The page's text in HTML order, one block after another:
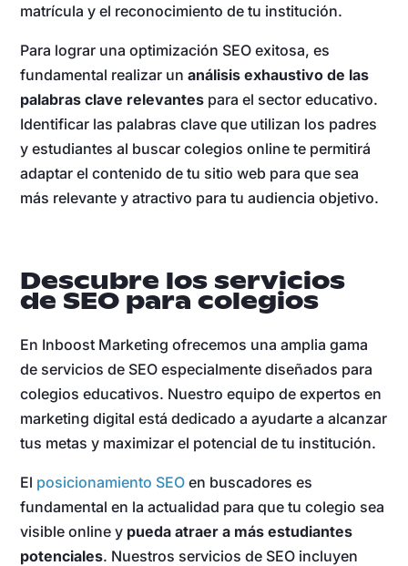
matrícula y el reconocimiento de tu institución.
Para lograr una optimización SEO exitosa, es
fundamental realizar unanálisis exhaustivo de las
palabras clave relevantes para el sector educativo.
Identificar las palabras clave que utilizan los padres
y estudiantes al buscar colegios online te permitirá
adaptar el contenido de tu sitio web para que sea
más relevante y atractivo para tu audiencia objetivo.
Descubre los servicios
de SEO para colegios
En Inboost Marketing ofrecemos una amplia gama
de servicios de SEO especialmente diseñados para
colegios educativos. Nuestro equipo de expertos en
marketing digital está dedicado a ayudarte a alcanzar
tus metas y maximizar el potencial de tu institución.
El posicionamiento SEO en buscadores es
fundamental en la actualidad para que tu colegio sea
visible online y pueda atraer a más estudiantes
potenciales. Nuestros servicios de SEO incluyen